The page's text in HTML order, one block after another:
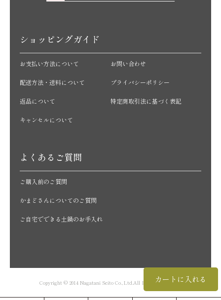
カートに入れる
ショッピングガイド
お支払い方法について
配送方法・送料について
返品について
キャンセルについて
お問い合わせ
プライバシーポリシー
特定商取引法に基づく表記
よくあるご質問
ご購入前のご質問
かまどさんについてのご質問
ご自宅でできる土鍋のお手入れ
Copyright © 2014 Nagatani Seito Co.,Ltd.All Rights Reserved.